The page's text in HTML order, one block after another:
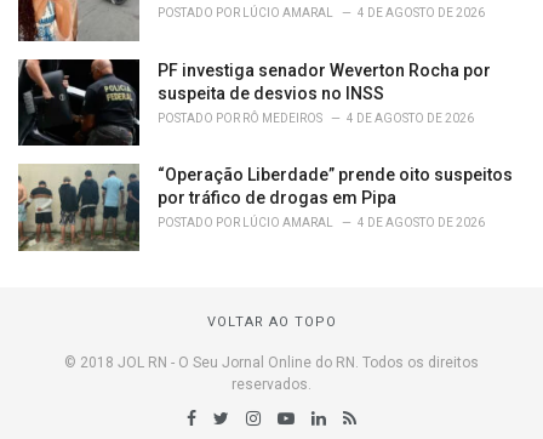
POSTADO POR LÚCIO AMARAL 4 DE AGOSTO DE 2026
PF investiga senador Weverton Rocha por
suspeita de desvios no INSS
POSTADO POR RÔ MEDEIROS 4 DE AGOSTO DE 2026
“Operação Liberdade” prende oito suspeitos
por tráfico de drogas em Pipa
POSTADO POR LÚCIO AMARAL 4 DE AGOSTO DE 2026
VOLTAR AO TOPO
© 2018 JOL RN - O Seu Jornal Online do RN. Todos os direitos
reservados.